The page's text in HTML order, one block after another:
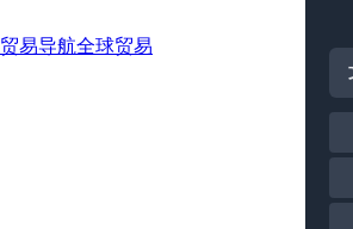
贸易导航全球贸易